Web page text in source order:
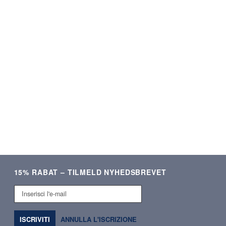
og lækre produkter.
15% RABAT – TILMELD NYHEDSBREVET
Inserisci
mail
ISCRIVITI ANNULLA L'ISCRIZIONE